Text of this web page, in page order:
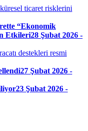
“Ekonomik
Etkileri28 Şubat 2026 -
27 Şubat 2026 -
23 Şubat 2026 -